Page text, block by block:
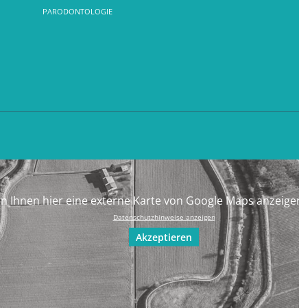
PARODONTOLOGIE
Ihnen hier eine externe Karte von Google Maps
Datenschutzhinweise anzeigen